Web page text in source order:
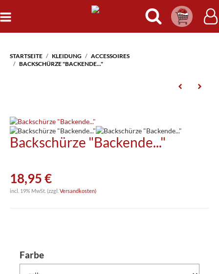
Warenkorb
STARTSEITE KLEIDUNG
ACCESSOIRES
BACKSCHÜRZE "BACKENDE..."
Backschürze "Backende..."
18,95 €
incl. 19% MwSt. (zzgl. Versandkosten)
Farbe